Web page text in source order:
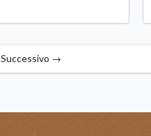
Successivo →